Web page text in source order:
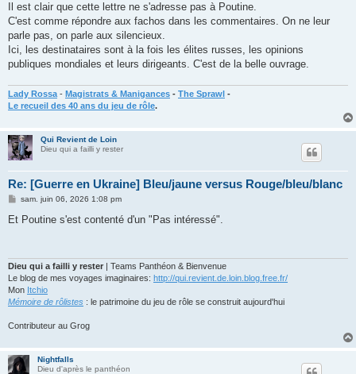
Il est clair que cette lettre ne s'adresse pas à Poutine.
C'est comme répondre aux fachos dans les commentaires. On ne leur
parle pas, on parle aux silencieux.
Ici, les destinataires sont à la fois les élites russes, les opinions
publiques mondiales et leurs dirigeants. C'est de la belle ouvrage.
Lady Rossa - Magistrats & Manigances - The Sprawl -
Le recueil des 40 ans du jeu de rôle.
Qui Revient de Loin
Dieu qui a failli y rester
Re: [Guerre en Ukraine] Bleu/jaune versus Rouge/bleu/blanc
M
s
sam. juin 06, 2026 1:08 pm
Et Poutine s'est contenté d'un "Pas intéressé".
Dieu qui a failli y rester | Teams Panthéon & Bienvenue
Le blog de mes voyages imaginaires: http://qui.revient.de.loin.blog.free.fr/
Mon Itchio
Mémoire de rôlistes : le patrimoine du jeu de rôle se construit aujourd'hui
Contributeur au Grog
Nightfalls
Dieu d'après le panthéon